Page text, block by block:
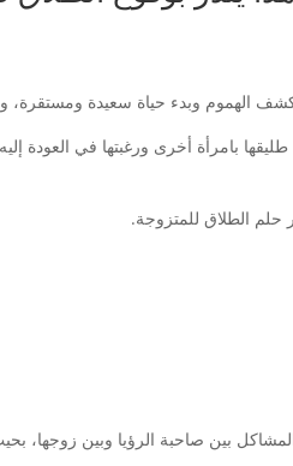
الهموم وبدء حياة سعيدة ومستقرة،
بامرأة أخرى ورغبتها في
حلم الطلاق للمتزوجة.
بين صاحبة الرؤيا وبين زوجها،